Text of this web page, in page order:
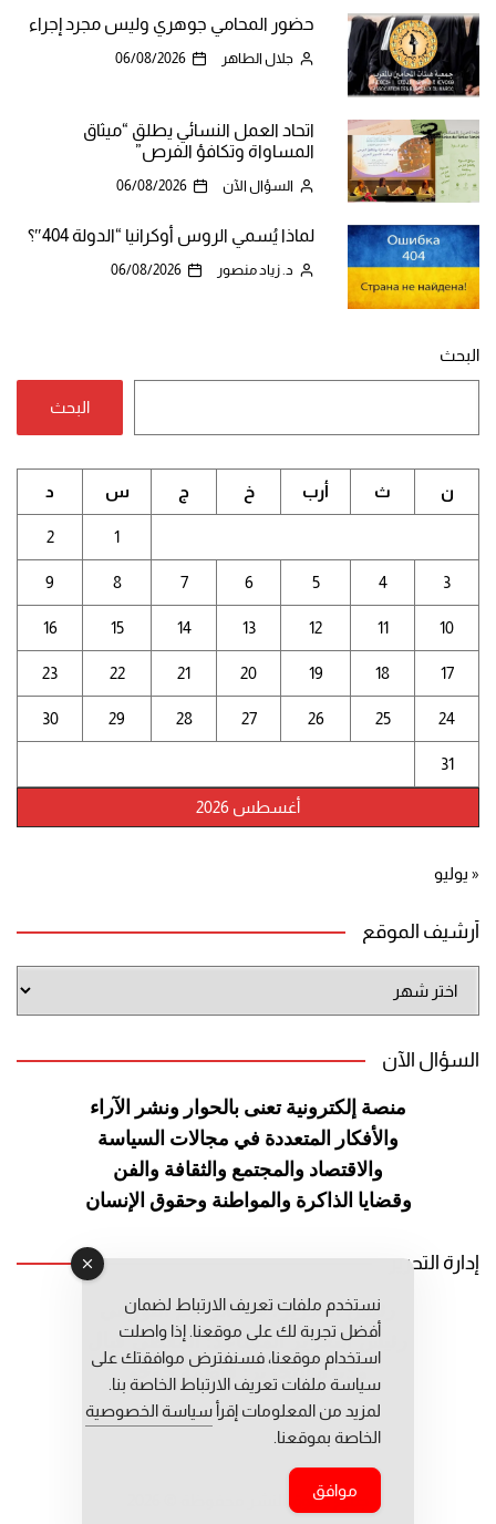
حضور المحامي جوهري وليس مجرد إجراء
جلال الطاهر 06/08/2026
اتحاد العمل النسائي يطلق “ميثاق
المساواة وتكافؤ الفرص”
السؤال الآن 06/08/2026
لماذا يُسمي الروس أوكرانيا “الدولة 404″؟
د. زياد منصور 06/08/2026
البحث
البحث
أغسطس 2026
ن ث أرب خ ج س د
1
2
3
4
5
6
7
8
9
10
11
12
13
14
15
16
17
18
19
20
21
22
23
24
25
26
27
28
29
30
31
« يوليو
أرشيف الموقع
الموقع
السؤال الآن
منصة إلكترونية تعنى بالحوار ونشر
الآراء
والأفكار المتعددة في مجالات السياسة
والاقتصاد والمجتمع والثقافة والفن
وقضايا الذاكرة والمواطنة وحقوق الإنسان
إدارة التحرير
رئيس التحرير: عبد الرحيم التوراني
رئيس التحرير المساعد: المعطي قبال
مديرة التحرير: فاطمة حوحو
جميع حقوق النشر محفوظة © 2026
نستخدم ملفات تعريف الارتباط لضمان
أفضل تجربة لك على موقعنا. إذا واصلت
استخدام موقعنا، فسنفترض موافقتك على
سياسة ملفات تعريف الارتباط الخاصة بنا.
لمزيد من المعلومات إقرأ سياسة الخصوصية
الخاصة بموقعنا.
موافق